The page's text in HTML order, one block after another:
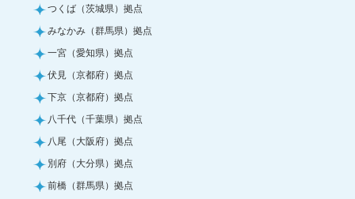
つくば（茨城県）拠点
みなかみ（群馬県）拠点
一宮（愛知県）拠点
伏見（京都府）拠点
下京（京都府）拠点
八千代（千葉県）拠点
八尾（大阪府）拠点
別府（大分県）拠点
前橋（群馬県）拠点